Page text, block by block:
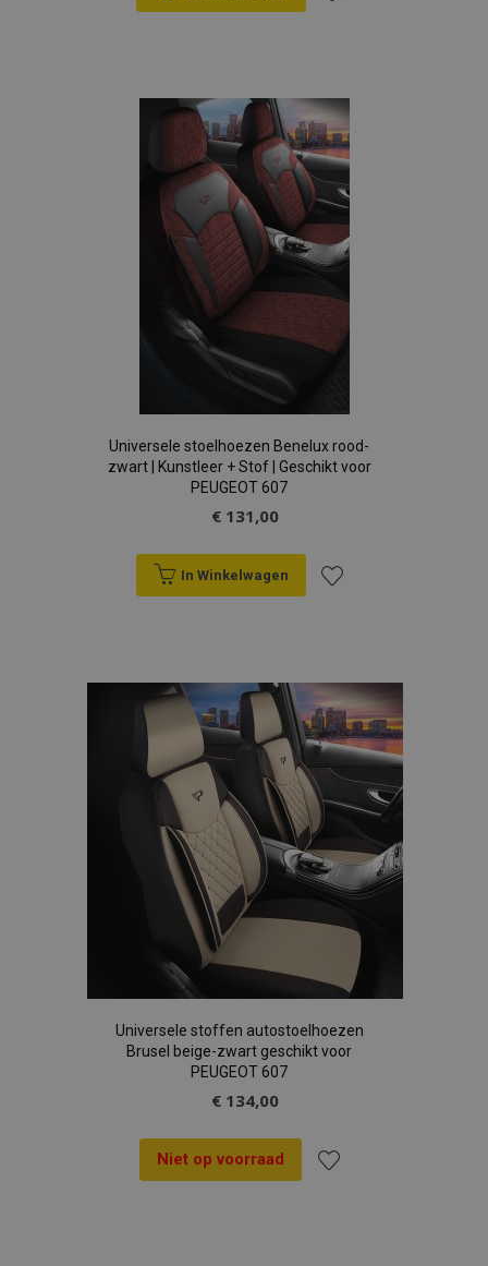
aan
verlanglijst
Universele stoelhoezen Benelux rood-
zwart | Kunstleer + Stof | Geschikt voor
PEUGEOT 607
€ 131,00
In Winkelwagen
aan
verlanglijst
Universele stoffen autostoelhoezen
Brusel beige-zwart geschikt voor
PEUGEOT 607
€ 134,00
Niet op voorraad